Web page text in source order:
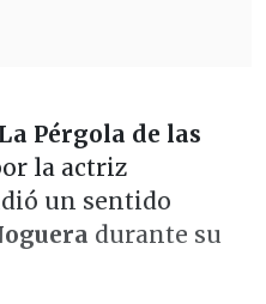
Pérgola de las
la actriz
un sentido
durante su